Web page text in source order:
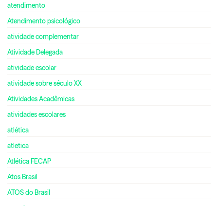
atendimento
Atendimento psicológico
atividade complementar
Atividade Delegada
atividade escolar
atividade sobre século XX
Atividades Acadêmicas
atividades escolares
atlética
atletica
Atlética FECAP
Atos Brasil
ATOS do Brasil